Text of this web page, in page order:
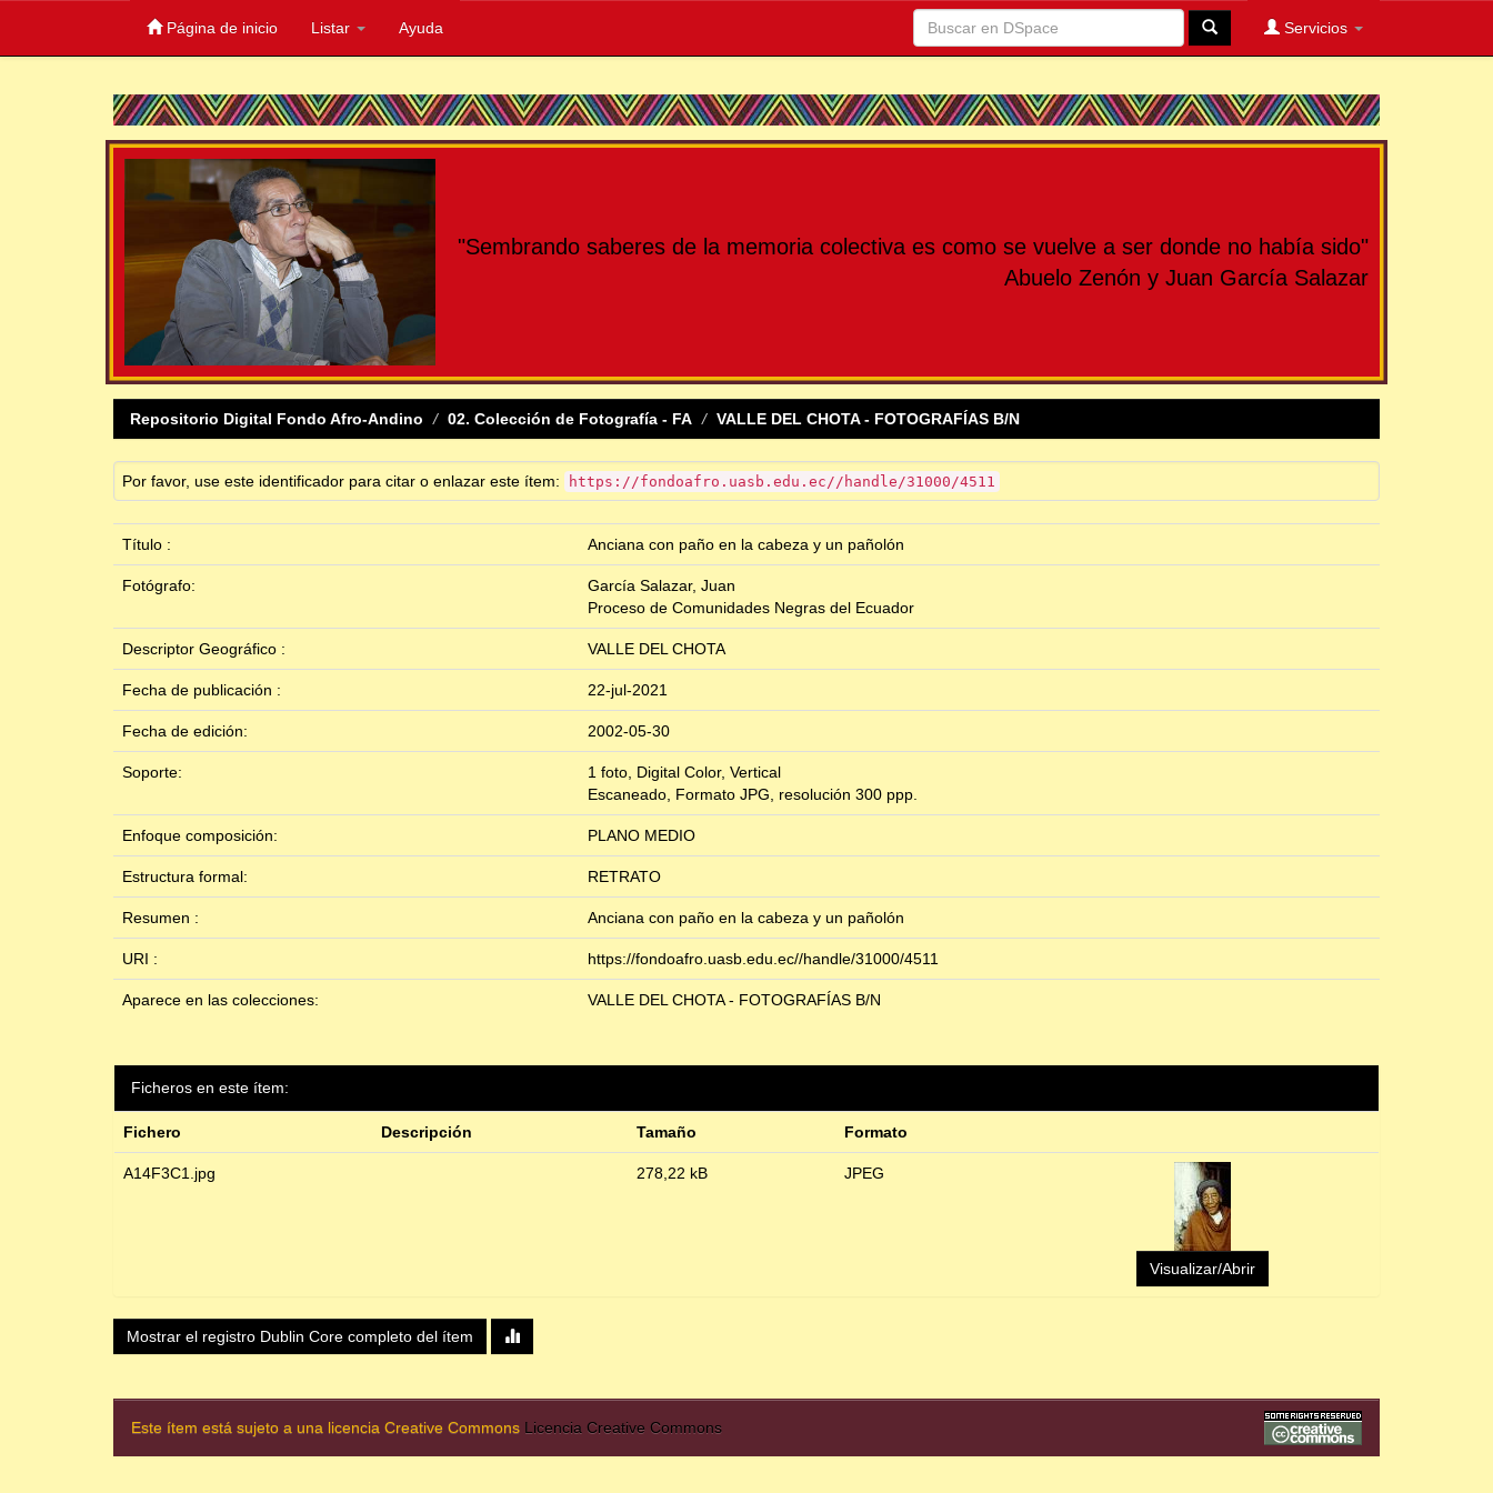
Página de inicio Listar Ayuda Servicios
"Sembrando saberes de la memoria colectiva es como se vuelve a ser donde no había sido"
Abuelo Zenón y Juan García Salazar
Repositorio Digital Fondo Afro-Andino 02. Colección de Fotografía - FA VALLE DEL CHOTA - FOTOGRAFÍAS B/N
Por favor, use este identificador para citar o enlazar este ítem: https://fondoafro.uasb.edu.ec//handle/31000/4511
Título : Anciana con paño en la cabeza y un pañolón
Fotógrafo:
García Salazar, Juan
Proceso de Comunidades Negras del Ecuador
Descriptor Geográfico : VALLE DEL CHOTA
Fecha de publicación : 22-jul-2021
Fecha de edición: 2002-05-30
Soporte:
1 foto, Digital Color, Vertical
Escaneado, Formato JPG, resolución 300 ppp.
Enfoque composición: PLANO MEDIO
Estructura formal: RETRATO
Resumen : Anciana con paño en la cabeza y un pañolón
URI : https://fondoafro.uasb.edu.ec//handle/31000/4511
Aparece en las colecciones: VALLE DEL CHOTA - FOTOGRAFÍAS B/N
Ficheros en este ítem:
Fichero Descripción Tamaño Formato
A14F3C1.jpg 278,22 kB JPEG
Visualizar/Abrir
Mostrar el registro Dublin Core completo del ítem
Este ítem está sujeto a una licencia Creative Commons Licencia Creative Commons